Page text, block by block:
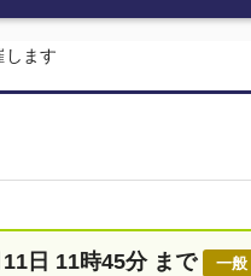
します
日 11時45分 まで 一般